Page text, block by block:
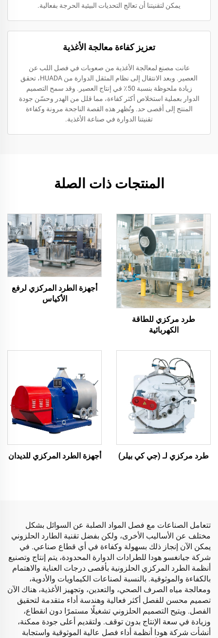
يمكن لتقنيتنا أن تعالج التحديات البيئية الحرجة بفعالية.
تعزيز كفاءة معالجة الأغذية
عانت مصنع لمعالجة الأغذية من صعوبات في فصل اللب عن
العصير. وبعد الانتقال إلى نظام المثقل الدوارة من HUADA، تحقق
زيادة ملحوظة بنسبة 50٪ في إنتاج العصير. وقد سمح التصميم
الدوار بعملية استخلاص أكثر كفاءة، مما قلل من الهدر وحسّن جودة
المنتج إلى أقصى حد. وتُظهر هذه القصة الناجحة مرونة وكفاءة
تقنيتنا الدوارة في صناعة الأغذية.
المنتجات ذات الصلة
طرد مركزي للطاقة
الكهربائية
أجهزة الطرد المركزي لرفع
الأكياس
طرد مركزي لـ (جي كي بيلر) أجهزة الطرد المركزي للديدان
تتعامل الصناعات مع فصل المواد الصلبة عن السوائل بشكل
مختلف عن الأساليب الأخرى، ولكن بفضل تقنية الطارد الحلزوني
يمكن الآن إنجاز ذلك بسهولة وكفاءة في أي قطاع صناعي. في
شركة جيانغسو هودا للطرادات الدوارة المحدودة، يتم إنتاج وتصنيع
أنظمة الطرد المركزي الحلزونية بأقصى درجات العناية والاهتمام
بالكفاءة والموثوقية. بالنسبة لصناعات الكيماويات والأدوية،
ومعالجة مياه الصرف الصحي، والتعدين، وتجهيز الأغذية، هناك الآن
تصميم محسن للفصل أكثر فعالية وهندسة أداء متقدمة لتحقيق
الفصل. ويتيح التصميم الحلزوني تشغيلًا مستمرًا دون انقطاع،
وزيادة في سعة الإنتاج بدون توقف. ولتقديم أعلى جودة ممكنة،
أنشأت شركة هودا أنظمة أداء فصل عالية الموثوقية واستجابة